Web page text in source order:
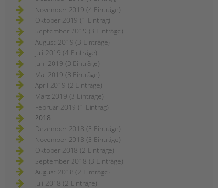
November 2019 (4 Einträge)
Oktober 2019 (1 Eintrag)
September 2019 (3 Einträge)
August 2019 (3 Einträge)
Juli 2019 (4 Einträge)
Juni 2019 (3 Einträge)
Mai 2019 (3 Einträge)
April 2019 (2 Einträge)
März 2019 (3 Einträge)
Februar 2019 (1 Eintrag)
2018
Dezember 2018 (3 Einträge)
November 2018 (3 Einträge)
Oktober 2018 (2 Einträge)
September 2018 (3 Einträge)
August 2018 (2 Einträge)
Juli 2018 (2 Einträge)